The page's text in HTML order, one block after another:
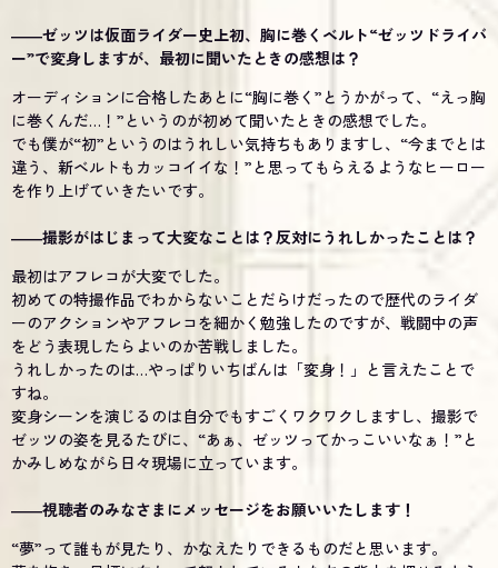
――ゼッツは仮面ライダー史上初、胸に巻くベルト“ゼッツドライバ
ー”で変身しますが、最初に聞いたときの感想は？
オーディションに合格したあとに“胸に巻く”とうかがって、“えっ胸
に巻くんだ…！”というのが初めて聞いたときの感想でした。
でも僕が“初”というのはうれしい気持ちもありますし、“今までとは
違う、新ベルトもカッコイイな！”と思ってもらえるようなヒーロー
を作り上げていきたいです。
――撮影がはじまって大変なことは？反対にうれしかったことは？
最初はアフレコが大変でした。
初めての特撮作品でわからないことだらけだったので歴代のライダ
ーのアクションやアフレコを細かく勉強したのですが、戦闘中の声
をどう表現したらよいのか苦戦しました。
うれしかったのは…やっぱりいちばんは「変身！」と言えたことで
すね。
変身シーンを演じるのは自分でもすごくワクワクしますし、撮影で
ゼッツの姿を見るたびに、“あぁ、ゼッツってかっこいいなぁ！”と
かみしめながら日々現場に立っています。
――視聴者のみなさまにメッセージをお願いいたします！
“夢”って誰もが見たり、かなえたりできるものだと思います。